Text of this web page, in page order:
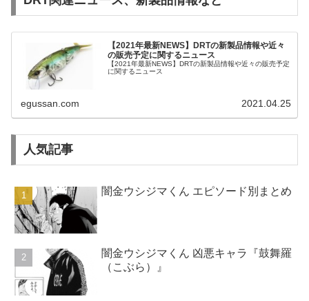
【2021年最新NEWS】DRTの新製品情報や近々
の販売予定に関するニュース
【2021年最新NEWS】DRTの新製品情報や近々の販売予定
に関するニュース
egussan.com 2021.04.25
人気記事
闇金ウシジマくん エピソード別まとめ
闇金ウシジマくん 凶悪キャラ『鼓舞羅
（こぶら）』